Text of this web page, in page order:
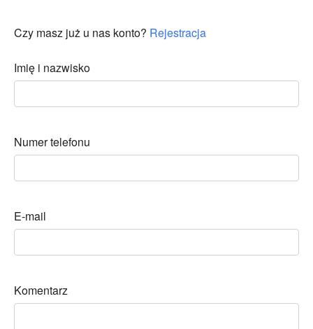
Czy masz już u nas konto? Rejestracja
Imię i nazwisko
Numer telefonu
E-mail
Komentarz